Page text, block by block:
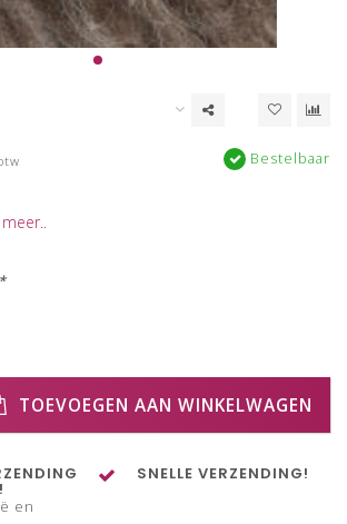
Bestelbaar
*
TOEVOEGEN AAN WINKELWAGEN
en
SNELLE VERZENDING!